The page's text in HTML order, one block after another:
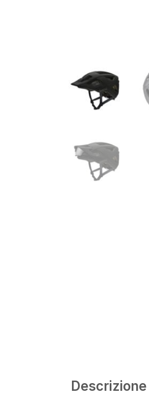
Descrizione